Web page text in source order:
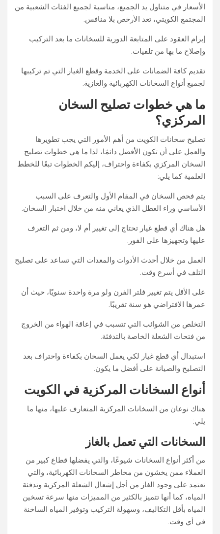
الأسعار في متناول يد الجميع، مناسبة لجميع الفئات الشعبية من
المجتمع الكويتي، تعد الأرخص بلا منافس.
إبرام العقود على المتابعة الدورية للسخانات ما بعد التركيب
وإصلاح ما بها من تلفيات.
تقديم كافة الضمانات على الخدمة وقطع الغيار التي تم تركيبها
لجميع أنواع السخانات الكهربائية والغازية.
ما هي خطوات تصليح السخان
المركزي؟
تصليح سخانات الكويت من أهم الأمور التي يجب تطويرها
والعمل على أن تكون الأفضل دائمًا، لذا ما هي خطوات تصليح
السخان المركزي بكفاءة واحتراف، إليكم الخطوات تبعًا للخطط
العلمية كما يلي:
يتم فحص السخان في المقام الأول والتعرف على السبب
الأساسي وراء العطل الذي يعاني منه من خلال اختبار السخان.
هل هناك أي قطع غيار تحتاج إلى تغيير أم لا، ومن ثم التعرف
عليها وتجهيزها على الفور.
العمل من خلال أحدث الأدوات والمعدات التي تساعد على تصليح
التلف في أسرع وقت.
على الأقل يتم تغيير فلتر الفرن ولو مرة واحدة سنويًا، حيث أن
عمرها الافتراضي هو سنة تقريبًا.
التخلص من الشوائب التي تتسبب في إعاقة الهواء من الخروج
من فتحات الشعلة الخاصة بالتدفئة.
استبدال أي قطع غيار لكي يعمل السخان بكفاءة واحتراف بعد
التصليح والصيانة على أفضل ما يكون.
أنواع السخانات المركزية في الكويت
هناك نوعان من السخانات المركزية المتعارف عليها، منها ما
يلي:
السخانات التي تعمل بالغاز
من أكثر أنواع السخانات شيوعًا، والتي يفضلها قطاع كبير من
العملاء ممن يخشون من مخاطر السخانات الكهربائية، والتي
تعتمد على وجود الغاز من أجل إشعال الشعلة المركزية وتدفئة
المياه، كما أنها تتميز بالكثير من المميزات منها سرعة تسخين
المياه بأقل التكاليف، وسهولة التركيب وتوفير المياه الساخنة
في أي وقت.